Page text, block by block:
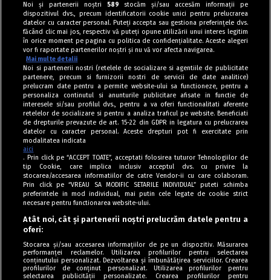
Tag index
Program Antena 1
Politica de cookies
Noi și partenerii noștri 589 stocăm și/sau accesăm informații pe
dispozitivul dvs., precum identificatorii cookie unici pentru prelucrarea
datelor cu caracter personal. Puteți accepta sau gestiona preferințele dvs.
făcând clic mai jos, respectiv vă puteți opune utilizării unui interes legitim
în orice moment pe pagina cu politica de confidențialitate. Aceste alegeri
vor fi raportate partenerilor noștri și nu vă vor afecta navigarea.
Mai multe detalii
Noi si partenerii nostri (retelele de socializare si agentiile de publicitate
partenere, precum si furnizorii nostri de servicii de date analitice)
prelucram date pentru a permite website-ului sa functioneze, pentru a
personaliza continutul si anunturile publicitare afisate in functie de
interesele si/sau profilul dvs., pentru a va oferi functionalitati aferente
retelelor de socializare si pentru a analiza traficul pe website. Beneficiati
de drepturile prevazute de art. 15-22 din GDPR in legatura cu prelucrarea
datelor cu caracter personal. Aceste drepturi pot fi exercitate prin
modalitatea indicata
aici
. Prin click pe “ACCEPT TOATE”, acceptati folosirea tuturor Tehnologiilor de
tip Cookie, care implica inclusiv acceptul dvs. cu privire la
stocarea/accesarea informatiilor de catre Vendor-ii cu care colaboram.
Prin click pe “VREAU SA MODIFIC SETARILE INDIVIDUAL” puteti schimba
preferintele in mod individual, mai putin cele legate de cookie strict
necesare pentru functionarea website-ului.
Atât noi, cât și partenerii noștri prelucrăm datele pentru a
oferi:
Stocarea și/sau accesarea informațiilor de pe un dispozitiv. Măsurarea
performanței reclamelor. Utilizarea profilurilor pentru selectarea
conținutului personalizat. Dezvoltarea și îmbunătățirea serviciilor. Crearea
profilurilor de conținut personalizat. Utilizarea profilurilor pentru
selectarea publicității personalizate. Crearea profilurilor pentru